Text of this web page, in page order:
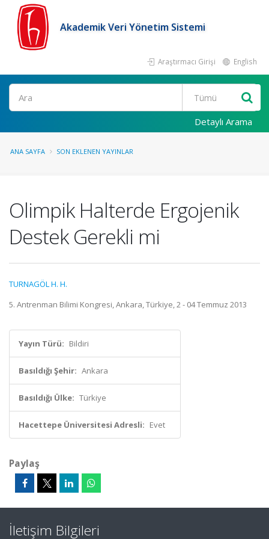
Akademik Veri Yönetim Sistemi
Araştırmacı Girişi English
Ara
Detaylı Arama
ANA SAYFA SON EKLENEN YAYINLAR
Olimpik Halterde Ergojenik
Destek Gerekli mi
TURNAGÖL H. H.
5. Antrenman Bilimi Kongresi, Ankara, Türkiye, 2 - 04 Temmuz 2013
Yayın Türü: Bildiri
Basıldığı Şehir: Ankara
Basıldığı Ülke: Türkiye
Hacettepe Üniversitesi Adresli: Evet
Paylaş
İletişim Bilgileri